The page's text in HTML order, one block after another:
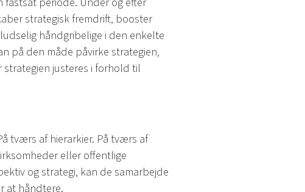
strategisk fremdrift, booster
håndgribelige i den enkelte
på den måde påvirke strategien,
justeres i forhold til
tværs af hierarkier. På tværs af
eller offentlige
og strategi, kan de samarbejde
at håndtere.